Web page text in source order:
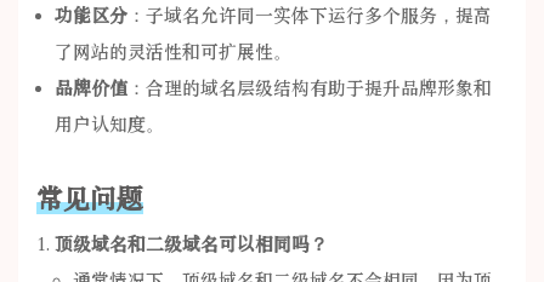
功能区分 ：子域名允许同一实体下运行多个服务，提高
了网站的灵活性和可扩展性。
品牌价值 ：合理的域名层级结构有助于提升品牌形象和
用户认知度。
常见问题
顶级域名和二级域名可以相同吗？